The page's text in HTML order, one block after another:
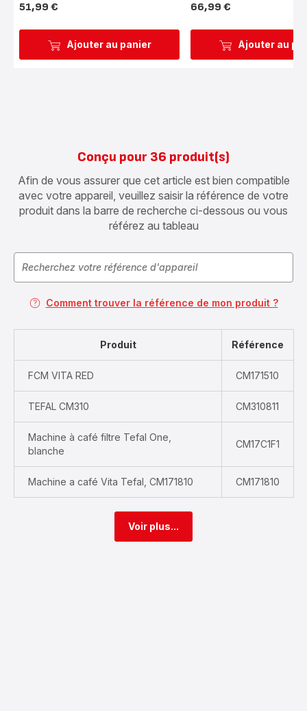
Ajouter au panier
Prix
51,99 €
Ajouter au
Prix
66,99 €
Conçu pour 36 produit(s)
Afin de vous assurer que cet article est bien compatible
avec votre appareil, veuillez saisir la référence de votre
produit dans la barre de recherche ci-dessous ou vous
référez au tableau
Comment trouver la référence de mon produit ?
Produit Référence
FCM VITA RED CM171510
TEFAL CM310 CM310811
Machine à café filtre Tefal One,
blanche
CM17C1F1
Machine a café Vita Tefal, CM171810 CM171810
Voir plus...